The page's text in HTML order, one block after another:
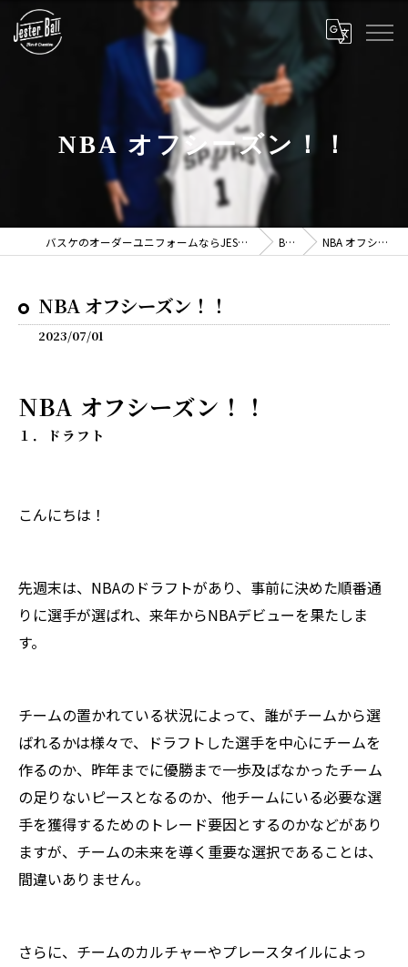
NBA オフシーズン！！
バスケのオーダーユニフォームならJESTER BALL -ジェスターボール- BLOG NBA オフシーズン！！
NBA オフシーズン！！
2023/07/01
NBA オフシーズン！！
１．ドラフト
こんにちは！
先週末は、NBAのドラフトがあり、事前に決めた順番通
りに選手が選ばれ、来年からNBAデビューを果たしま
す。
チームの置かれている状況によって、誰がチームから選
ばれるかは様々で、ドラフトした選手を中心にチームを
作るのか、昨年までに優勝まで一歩及ばなかったチーム
の足りないピースとなるのか、他チームにいる必要な選
手を獲得するためのトレード要因とするのかなどがあり
ますが、チームの未来を導く重要な選択であることは、
間違いありません。
さらに、チームのカルチャーやプレースタイルによっ